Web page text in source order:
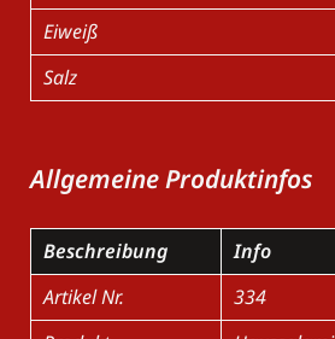
Eiweiß
Salz
Allgemeine Produktinfos
Beschreibung
Info
Artikel Nr.
334